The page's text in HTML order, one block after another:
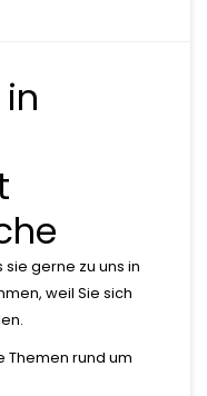
gerne zu uns in
weil Sie sich
Themen rund um